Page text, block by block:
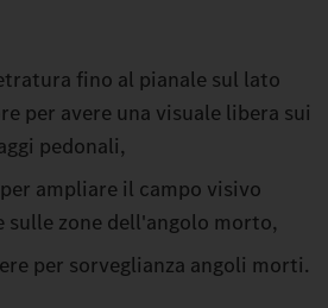
fino al pianale sul lato
per avere una visuale libera sui
pedonali,
ampliare il campo visivo
sulle zone dell'angolo morto,
per sorveglianza angoli morti.